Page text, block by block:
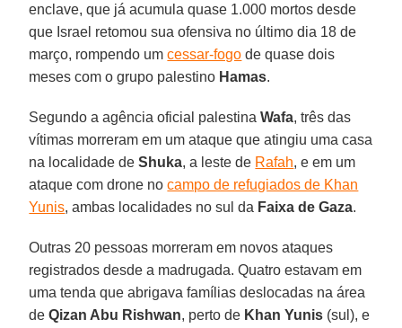
enclave, que já acumula quase 1.000 mortos desde
que Israel retomou sua ofensiva no último dia 18 de
março, rompendo umcessar-fogo de quase dois
meses com o grupo palestino Hamas.
Segundo a agência oficial palestinaWafa, três das
vítimas morreram em um ataque que atingiu uma casa
na localidade deShuka, a leste de Rafah, e em um
ataque com drone nocampo de refugiados de Khan
Yunis, ambas localidades no sul da Faixa de Gaza.
Outras 20 pessoas morreram em novos ataques
registrados desde a madrugada. Quatro estavam em
uma tenda que abrigava famílias deslocadas na área
deQizan Abu Rishwan, perto de Khan Yunis (sul), e